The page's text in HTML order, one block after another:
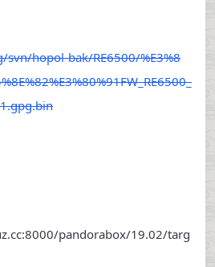
hopol-bak/RE6500/%E3%8
pandorabox/19.02/targ